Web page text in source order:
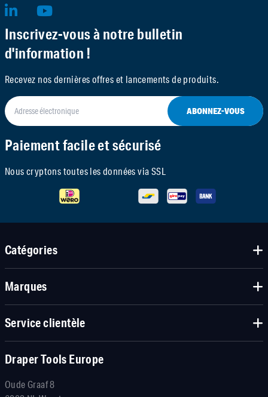
Inscrivez-vous à notre bulletin
d'information !
Recevez nos dernières offres et lancements de produits.
ABONNEZ-VOUS
Paiement facile et sécurisé
Nous cryptons toutes les données via SSL
Catégories
Marques
Service clientèle
Draper Tools Europe
Oude Graaf 8